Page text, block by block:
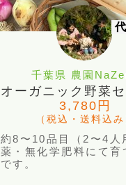
千葉県 農園
オーガニック野菜
3,780円
（税込・送料込み
約8〜10品目（2〜4人
薬・無化学肥料にて育
です。